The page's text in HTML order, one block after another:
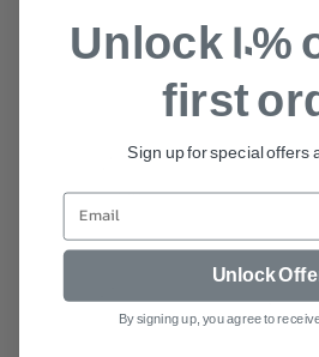
Unlock
first
Sign up for special offers
Unlock
By signing up, you agree to